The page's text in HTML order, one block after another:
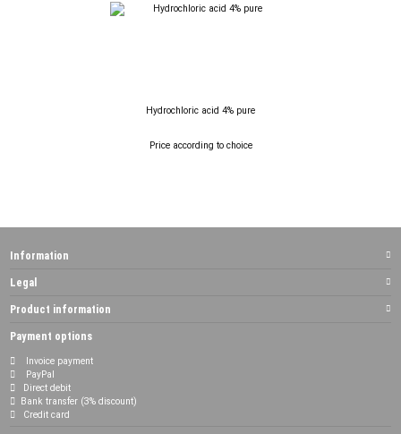
Hydrochloric acid 4% pure
Price according to choice
Information
Legal
Product information
Payment options
Invoice payment
PayPal
Direct debit
Bank transfer (3% discount)
Credit card